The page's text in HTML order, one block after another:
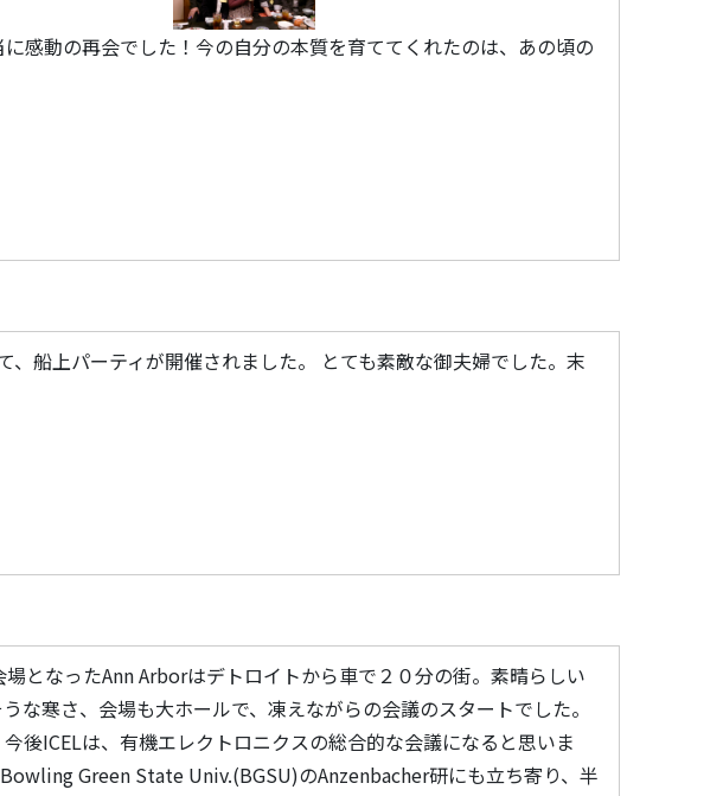
感動の再会でした！今の自分の本質を育ててくれたのは、あの頃の
船上パーティが開催されました。 とても素敵な御夫婦でした。末
となったAnn Arborはデトロイトから車で２０分の街。素晴らしい
寒さ、会場も大ホールで、凍えながらの会議のスタートでした。
後ICELは、有機エレクトロニクスの総合的な会議になると思いま
Green State Univ.(BGSU)のAnzenbacher研にも立ち寄り、半